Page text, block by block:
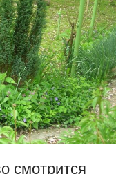
смотрится